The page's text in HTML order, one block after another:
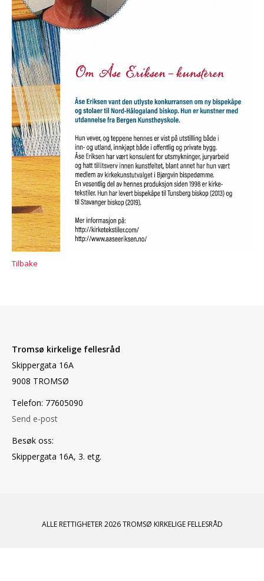
Tilbake
Tromsø kirkelige fellesråd
Skippergata 16A
9008 TROMSØ
Telefon: 77605090
Send e-post
Besøk oss:
Skippergata 16A, 3. etg.
ALLE RETTIGHETER 2026 TROMSØ KIRKELIGE FELLESRÅD